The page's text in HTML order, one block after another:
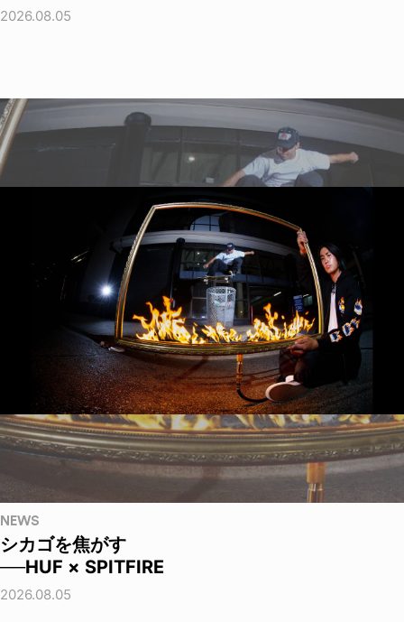
2026.08.05
NEWS
シカゴを焦がす
──HUF × SPITFIRE
2026.08.05